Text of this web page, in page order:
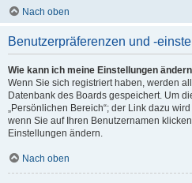
Nach oben
Benutzerpräferenzen und -
Wie kann ich meine Einstellungen
Wenn Sie sich registriert haben, werden
Datenbank des Boards gespeichert. Um
„Persönlichen Bereich“; der Link dazu
wenn Sie auf Ihren Benutzernamen
Einstellungen ändern.
Nach oben